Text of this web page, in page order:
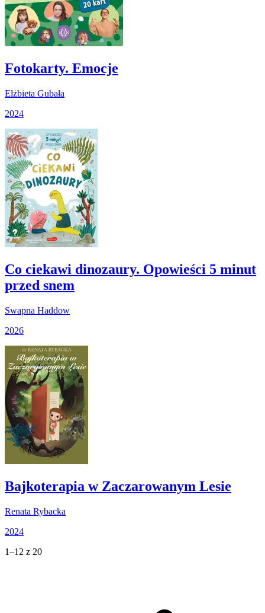
Fotokarty. Emocje
Elżbieta Gubała
2024
Co ciekawi dinozaury. Opowieści 5 minut
przed snem
Swapna Haddow
2026
Bajkoterapia w Zaczarowanym Lesie
Renata Rybacka
2024
1–12 z 20